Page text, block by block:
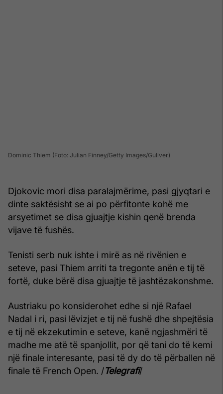
Dominic Thiem (Foto: Julian Finney/Getty Images/Guliver)
Djokovic mori disa paralajmërime, pasi gjyqtari e
dinte saktësisht se ai po përfitonte kohë me
arsyetimet se disa gjuajtje kishin qenë brenda
vijave të fushës.
Tenisti serb nuk ishte i mirë as në rivënien e
seteve, pasi Thiem arriti ta tregonte anën e tij të
fortë, duke bërë disa gjuajtje të jashtëzakonshme.
Austriaku po konsiderohet edhe si një Rafael
Nadal i ri, pasi lëvizjet e tij në fushë dhe shpejtësia
e tij në ekzekutimin e seteve, kanë ngjashmëri të
madhe me atë të spanjollit, por që tani do të kemi
një finale interesante, pasi të dy do të përballen në
finale të French Open. /Telegrafi/